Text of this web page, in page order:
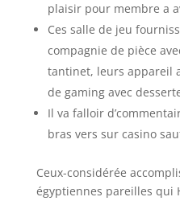
plaisir pour membre a
Ces salle de jeu
compagnie de pièce
tantinet, leurs appareil
de gaming avec
Il va falloir
bras vers sur casino
Ceux-considérée
égyptiennes pareilles qui